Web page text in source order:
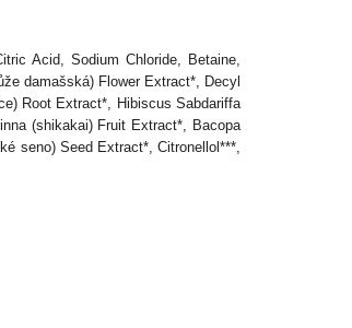
Acid, Sodium Chloride, Betaine,
damašská) Flower Extract*, Decyl
Root Extract*, Hibiscus Sabdariffa
(shikakai) Fruit Extract*, Bacopa
seno) Seed Extract*, Citronellol***,